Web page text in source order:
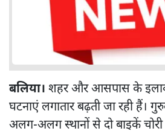
बलिया। शहर और आसपास के
घटनाएं लगातार बढ़ती जा रही हैं।
अलग-अलग स्थानों से दो बाइकें चोरी